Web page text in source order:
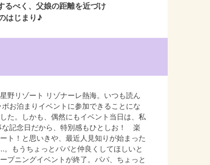
るべく、父娘の距離を近づけ
はじまり♪
野リゾート リゾナーレ熱海。いつも読ん
お泊まりイベントに参加できることにな
た。しかも、偶然にもイベント当日は、私
な記念日だから、特別感もひとしお！ 楽
ト！と思いきや、最近人見知りが始まった
もうちょっとパパと仲良くしてほしいと
プニングイベントが終了。パパ、ちょっと